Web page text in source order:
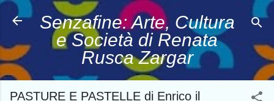
Passa ai contenuti principali
Senzafine: Arte, Cultura
e Società di Renata
Rusca Zargar
PASTURE E PASTELLE di Enrico il